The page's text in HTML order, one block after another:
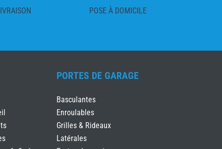
POSE À DOMICILE
PORTES DE GARAGE
Basculantes
Enroulables
Grilles & Rideaux
Latérales